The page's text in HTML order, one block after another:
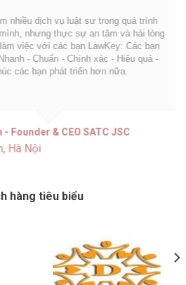
dịch vụ luật sư trong quá trình
nhưng thực sự an tâm và hài lòng
với các bạn LawKey: Các bạn
- Chuẩn - Chính xác - Hiệu quả -
bạn phát triển hơn nữa.
& CEO SATC JSC
Nội
hàng tiêu biểu